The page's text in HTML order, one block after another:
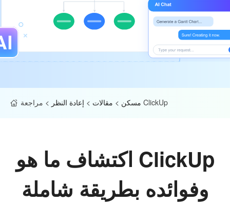
مسكن > مقالات > إعادة النظر > مراجعة ClickUp
اكتشاف ما هو ClickUp
وفوائده بطريقة شاملة